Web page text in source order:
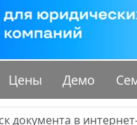
Цены Демо